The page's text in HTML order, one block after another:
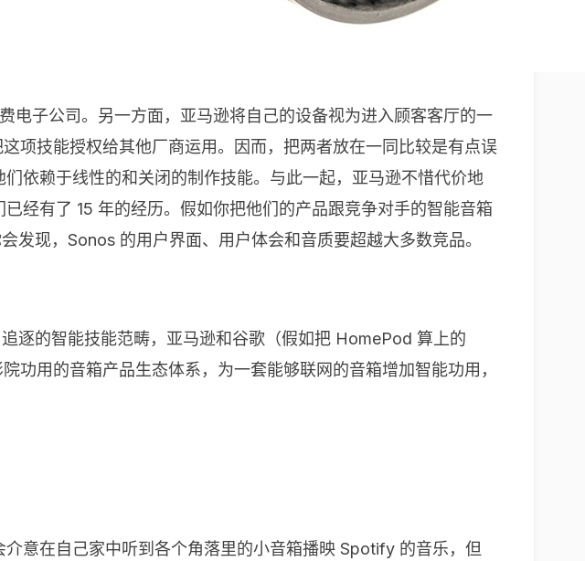
电子公司。另一方面，亚马逊将自己的设备视为进入顾客客厅的一
项技能授权给其他厂商运用。因而，把两者放在一同比较是有点误
依赖于线性的和关闭的制作技能。与此一起，亚马逊不惜代价地
经有了 15 年的经历。假如你把他们的产品跟竞争对手的智能音箱
现，Sonos 的用户界面、用户体会和音质要超越大多数竞品。
逐的智能技能范畴，亚马逊和谷歌（假如把 HomePod 算上的
功用的音箱产品生态体系，为一套能够联网的音箱增加智能功用，
意在自己家中听到各个角落里的小音箱播映 Spotify 的音乐，但